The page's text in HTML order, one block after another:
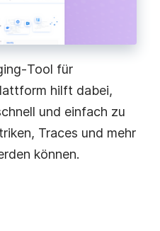
für
hilft dabei,
und einfach zu
Traces und mehr
können.